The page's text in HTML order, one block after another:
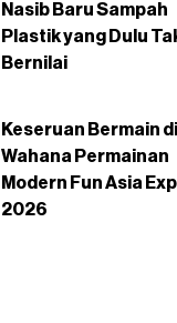
Nasib Baru Sampah
Plastik yang Dulu
Bernilai
Keseruan Bermain di
Wahana Permainan
Modern Fun Asia
2026